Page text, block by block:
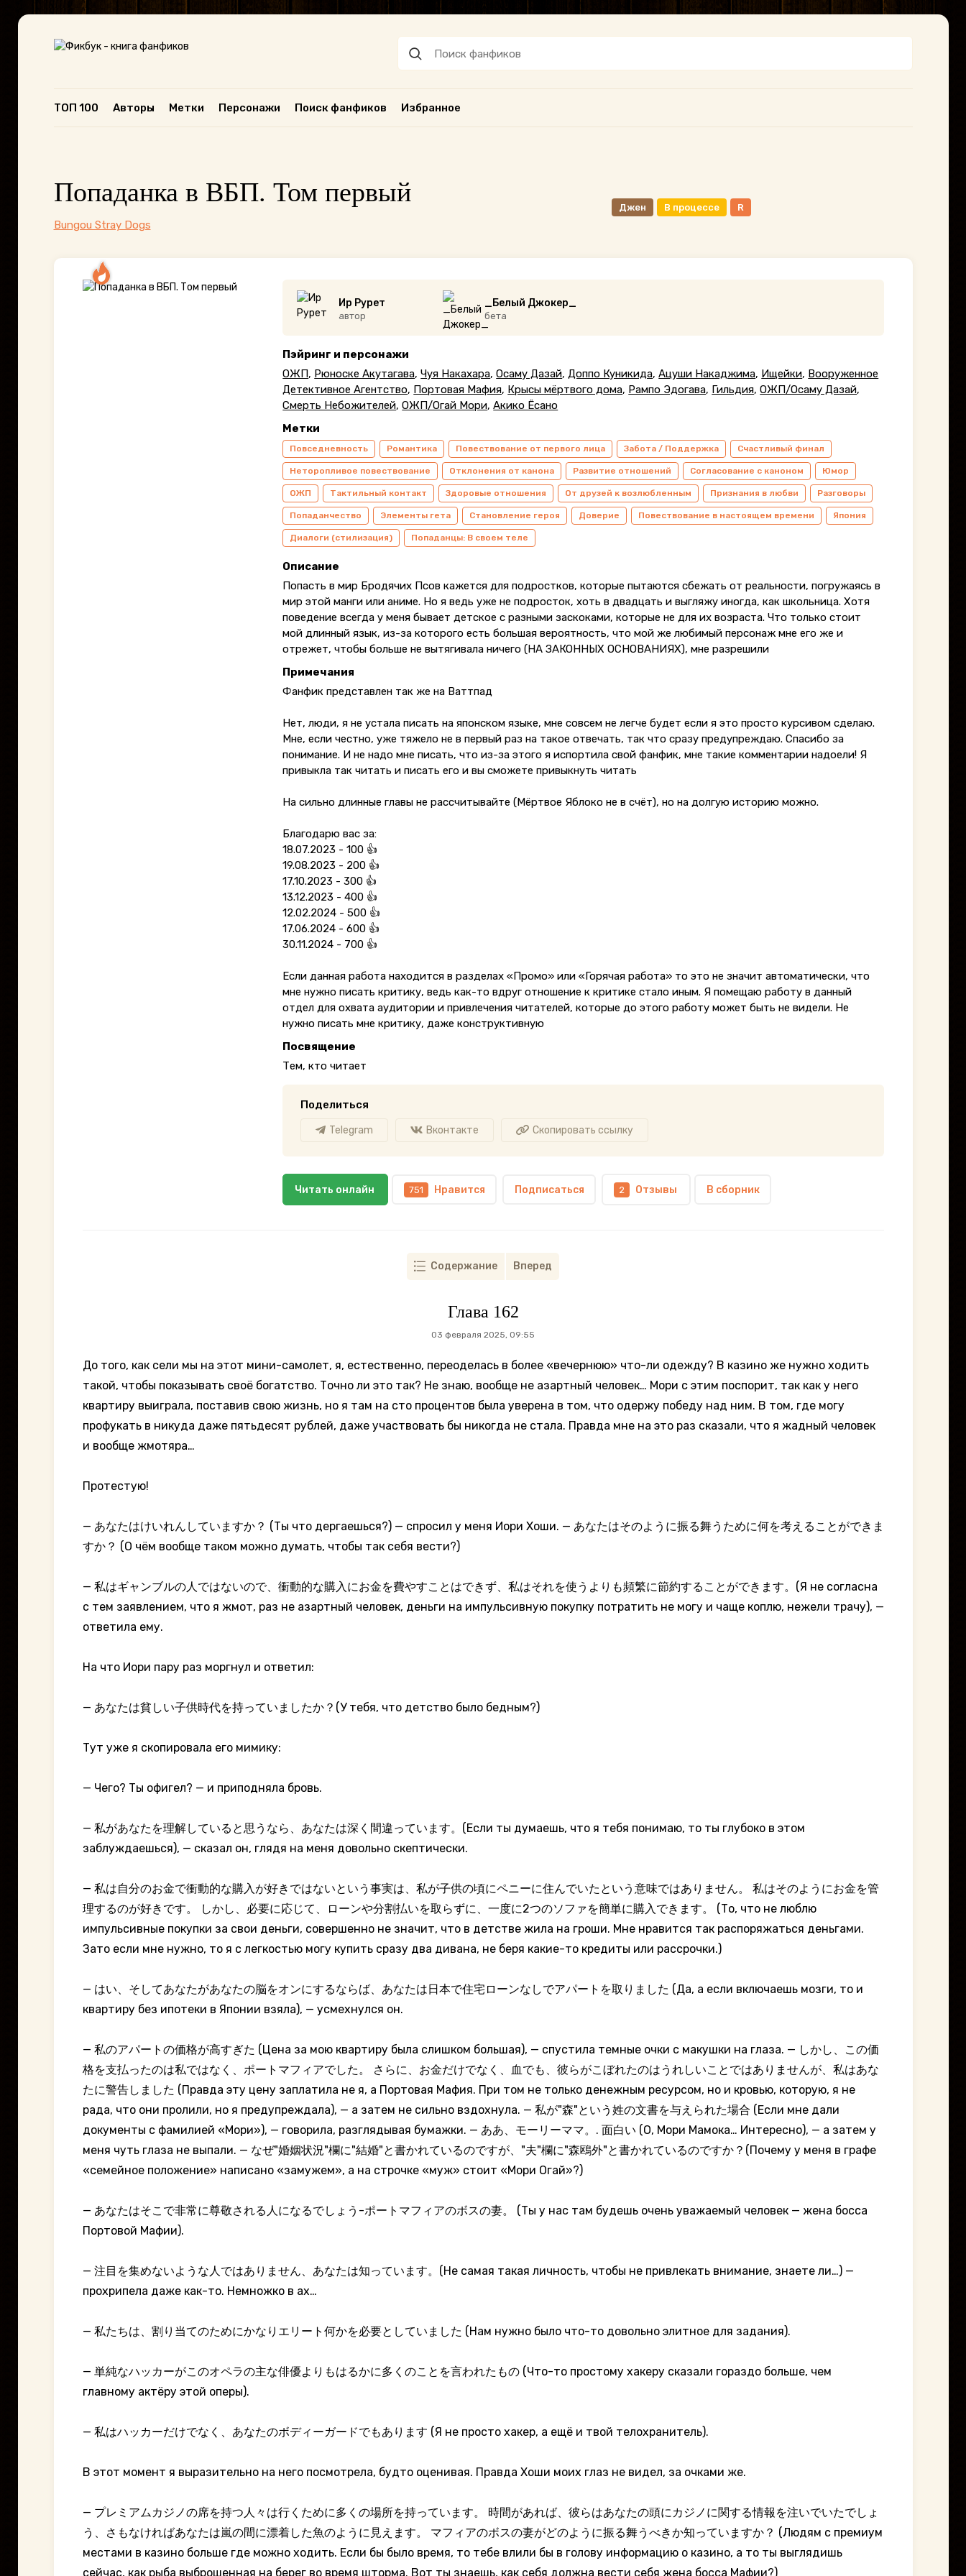
ТОП 100 Авторы Метки Персонажи Поиск фанфиков Избранное
Попаданка в ВБП. Том первый
Bungou Stray Dogs
Джен В процессе R
Ир Рурет
автор
_Белый Джокер_
бета
Пэйринг и персонажи
ОЖП, Рюноске Акутагава,Чуя Накахара,Осаму Дазай,Доппо Куникида,Ацуши Накаджима, Ищейки, Вооруженное
Детективное Агентство, Портовая Мафия, Крысы мёртвого дома, Рампо Эдогава, Гильдия,ОЖП/Осаму Дазай,
Смерть Небожителей,ОЖП/Огай Мори,Акико Ёсано
Метки
Повседневность Романтика Повествование от первого лица Забота / Поддержка Счастливый финал
Неторопливое повествование Отклонения от канона Развитие отношений Согласование с каноном Юмор
ОЖП Тактильный контакт Здоровые отношения От друзей к возлюбленным Признания в любви Разговоры
Попаданчество Элементы гета Становление героя Доверие Повествование в настоящем времени Япония
Диалоги (стилизация) Попаданцы: В своем теле
Описание
Попасть в мир Бродячих Псов кажется для подростков, которые пытаются сбежать от реальности, погружаясь в
мир этой манги или аниме. Но я ведь уже не подросток, хоть в двадцать и выгляжу иногда, как школьница. Хотя
поведение всегда у меня бывает детское с разными заскоками, которые не для их возраста. Что только стоит
мой длинный язык, из-за которого есть большая вероятность, что мой же любимый персонаж мне его же и
отрежет, чтобы больше не вытягивала ничего (НА ЗАКОННЫХ ОСНОВАНИЯХ), мне разрешили
Примечания
Фанфик представлен так же на Ваттпад
Нет, люди, я не устала писать на японском языке, мне совсем не легче будет если я это просто курсивом сделаю.
Мне, если честно, уже тяжело не в первый раз на такое отвечать, так что сразу предупреждаю. Спасибо за
понимание. И не надо мне писать, что из-за этого я испортила свой фанфик, мне такие комментарии надоели! Я
привыкла так читать и писать его и вы сможете привыкнуть читать
На сильно длинные главы не рассчитывайте (Мёртвое Яблоко не в счёт), но на долгую историю можно.
Благодарю вас за:
18.07.2023 - 100 👍
19.08.2023 - 200 👍
17.10.2023 - 300 👍
13.12.2023 - 400 👍
12.02.2024 - 500 👍
17.06.2024 - 600 👍
30.11.2024 - 700 👍
Если данная работа находится в разделах «Промо» или «Горячая работа» то это не значит автоматически, что
мне нужно писать критику, ведь как-то вдруг отношение к критике стало иным. Я помещаю работу в данный
отдел для охвата аудитории и привлечения читателей, которые до этого работу может быть не видели. Не
нужно писать мне критику, даже конструктивную
Посвящение
Тем, кто читает
Поделиться
Telegram Вконтакте Скопировать ссылку
Читать онлайн 751 Нравится Подписаться 2 Отзывы В сборник
Содержание Вперед
Глава 162
03 февраля 2025, 09:55
До того, как сели мы на этот мини-самолет, я, естественно, переоделась в более «вечернюю» что-ли одежду? В казино же нужно ходить
такой, чтобы показывать своё богатство. Точно ли это так? Не знаю, вообще не азартный человек… Мори с этим поспорит, так как у него
квартиру выиграла, поставив свою жизнь, но я там на сто процентов была уверена в том, что одержу победу над ним. В том, где могу
профукать в никуда даже пятьдесят рублей, даже участвовать бы никогда не стала. Правда мне на это раз сказали, что я жадный человек
и вообще жмотяра…
Протестую!
— あなたはけいれんしていますか？ (Ты что дергаешься?) — спросил у меня Иори Хоши. — あなたはそのように振る舞うために何を考えることができま
すか？ (О чём вообще таком можно думать, чтобы так себя вести?)
— 私はギャンブルの人ではないので、衝動的な購入にお金を費やすことはできず、私はそれを使うよりも頻繁に節約することができます。(Я не согласна
с тем заявлением, что я жмот, раз не азартный человек, деньги на импульсивную покупку потратить не могу и чаще коплю, нежели трачу), —
ответила ему.
На что Иори пару раз моргнул и ответил:
— あなたは貧しい子供時代を持っていましたか？(У тебя, что детство было бедным?)
Тут уже я скопировала его мимику:
— Чего? Ты офигел? — и приподняла бровь.
— 私があなたを理解していると思うなら、あなたは深く間違っています。(Если ты думаешь, что я тебя понимаю, то ты глубоко в этом
заблуждаешься), — сказал он, глядя на меня довольно скептически.
— 私は自分のお金で衝動的な購入が好きではないという事実は、私が子供の頃にペニーに住んでいたという意味ではありません。 私はそのようにお金を管
理するのが好きです。 しかし、必要に応じて、ローンや分割払いを取らずに、一度に2つのソファを簡単に購入できます。 (То, что не люблю
импульсивные покупки за свои деньги, совершенно не значит, что в детстве жила на гроши. Мне нравится так распоряжаться деньгами.
Зато если мне нужно, то я с легкостью могу купить сразу два дивана, не беря какие-то кредиты или рассрочки.)
— はい、そしてあなたがあなたの脳をオンにするならば、あなたは日本で住宅ローンなしでアパートを取りました (Да, а если включаешь мозги, то и
квартиру без ипотеки в Японии взяла), — усмехнулся он.
— 私のアパートの価格が高すぎた (Цена за мою квартиру была слишком большая), — спустила темные очки с макушки на глаза. — しかし、この価
格を支払ったのは私ではなく、ポートマフィアでした。 さらに、お金だけでなく、血でも、彼らがこぼれたのはうれしいことではありませんが、私はあな
たに警告しました (Правда эту цену заплатила не я, а Портовая Мафия. При том не только денежным ресурсом, но и кровью, которую, я не
рада, что они пролили, но я предупреждала), — а затем не сильно вздохнула. — 私が"森"という姓の文書を与えられた場合 (Если мне дали
документы с фамилией «Мори»), — говорила, разглядывая бумажки. — ああ、モーリーママ。. 面白い (О, Мори Мамока… Интересно), — а затем у
меня чуть глаза не выпали. — なぜ"婚姻状況"欄に"結婚"と書かれているのですが、"夫"欄に"森鴎外"と書かれているのですか？(Почему у меня в графе
«семейное положение» написано «замужем», а на строчке «муж» стоит «Мори Огай»?)
— あなたはそこで非常に尊敬される人になるでしょう-ポートマフィアのボスの妻。 (Ты у нас там будешь очень уважаемый человек — жена босса
Портовой Мафии).
— 注目を集めないような人ではありません、あなたは知っています。(Не самая такая личность, чтобы не привлекать внимание, знаете ли…) —
прохрипела даже как-то. Немножко в ах…
— 私たちは、割り当てのためにかなりエリート何かを必要としていました (Нам нужно было что-то довольно элитное для задания).
— 単純なハッカーがこのオペラの主な俳優よりもはるかに多くのことを言われたもの (Что-то простому хакеру сказали гораздо больше, чем
главному актёру этой оперы).
— 私はハッカーだけでなく、あなたのボディーガードでもあります (Я не просто хакер, а ещё и твой телохранитель).
В этот момент я выразительно на него посмотрела, будто оценивая. Правда Хоши моих глаз не видел, за очками же.
— プレミアムカジノの席を持つ人々は行くために多くの場所を持っています。 時間があれば、彼らはあなたの頭にカジノに関する情報を注いでいたでしょ
う、さもなければあなたは嵐の間に漂着した魚のように見えます。 マフィアのボスの妻がどのように振る舞うべきか知っていますか？ (Людям с премиум
местами в казино больше где можно ходить. Если бы было время, то тебе влили бы в голову информацию о казино, а то ты выглядишь
сейчас, как рыба выброшенная на берег во время шторма. Вот ты знаешь, как себя должна вести себя жена босса Мафии?)